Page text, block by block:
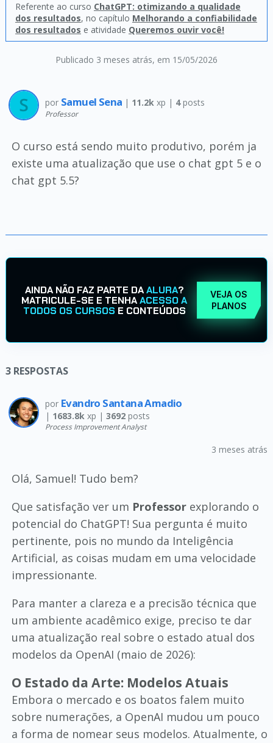
Publicado 3 meses atrás, em 15/05/2026
Referente ao curso ChatGPT: otimizando a qualidade
dos resultados, no capítulo Melhorando a confiabilidade
dos resultados e atividade Queremos ouvir você!
por Samuel Sena | 11.2k xp | 4posts
Professor
O curso está sendo muito produtivo, porém ja
existe uma atualização que use o chat gpt 5 e o
chat gpt 5.5?
AINDA NÃO FAZ PARTE DAALURA?
MATRICULE-SE E TENHAACESSO A
TODOS OS CURSOS E CONTEÚDOS
VEJA OS
PLANOS
3 RESPOSTAS
por Evandro Santana Amadio
| 1683.8kxp | 3692posts
Process Improvement Analyst
3 meses atrás
Olá, Samuel! Tudo bem?
Que satisfação ver um Professorexplorando o
potencial do ChatGPT! Sua pergunta é muito
pertinente, pois no mundo da Inteligência
Artificial, as coisas mudam em uma velocidade
impressionante.
Para manter a clareza e a precisão técnica que
um ambiente acadêmico exige, preciso te dar
uma atualização real sobre o estado atual dos
modelos da OpenAI (maio de 2026):
O Estado da Arte: Modelos Atuais
Embora o mercado e os boatos falem muito
sobre numerações, a OpenAI mudou um pouco
a forma de nomear seus modelos. Atualmente, o